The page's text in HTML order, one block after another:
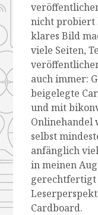
nicht probiert
klares Bild
viele Seiten,
auch immer:
beigelegte
und mit
Onlinehandel
selbst
anfänglich
in meinen
gerechtfertigt
Cardboard.